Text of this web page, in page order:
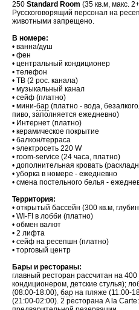
250 Standard Room (35 кв.м, макс.
Русскоговорящий персонал на
животными запрещено.
В номере:
• ванна/душ
• фен
• центральный кондиционер
• телефон
• ТВ (2 рос. канала)
• музыкальный канал
• сейф (платно)
• мини-бар (платно - вода,
пиво, заполняется ежедневно)
• Интернет (платно)
• керамическое покрытие
• балкон/терраса
• электросеть 220 W
• room-service (24 часа, платно)
• дополнительная кровать
• уборка в номере - ежедневно
• смена постельного белья -
Территория:
• открытый бассейн (300 кв.м,
• WI-FI в лобби (платно)
• обмен валют
• 2 лифта
• сейф на ресепшн (платно)
• торговый центр
Бары и рестораны:
главный ресторан рассчитан на
кондиционером, детские стулья);
(08:00-18:00), бар на пляже (11:00-
(21:00-02:00). 2 ресторана A la